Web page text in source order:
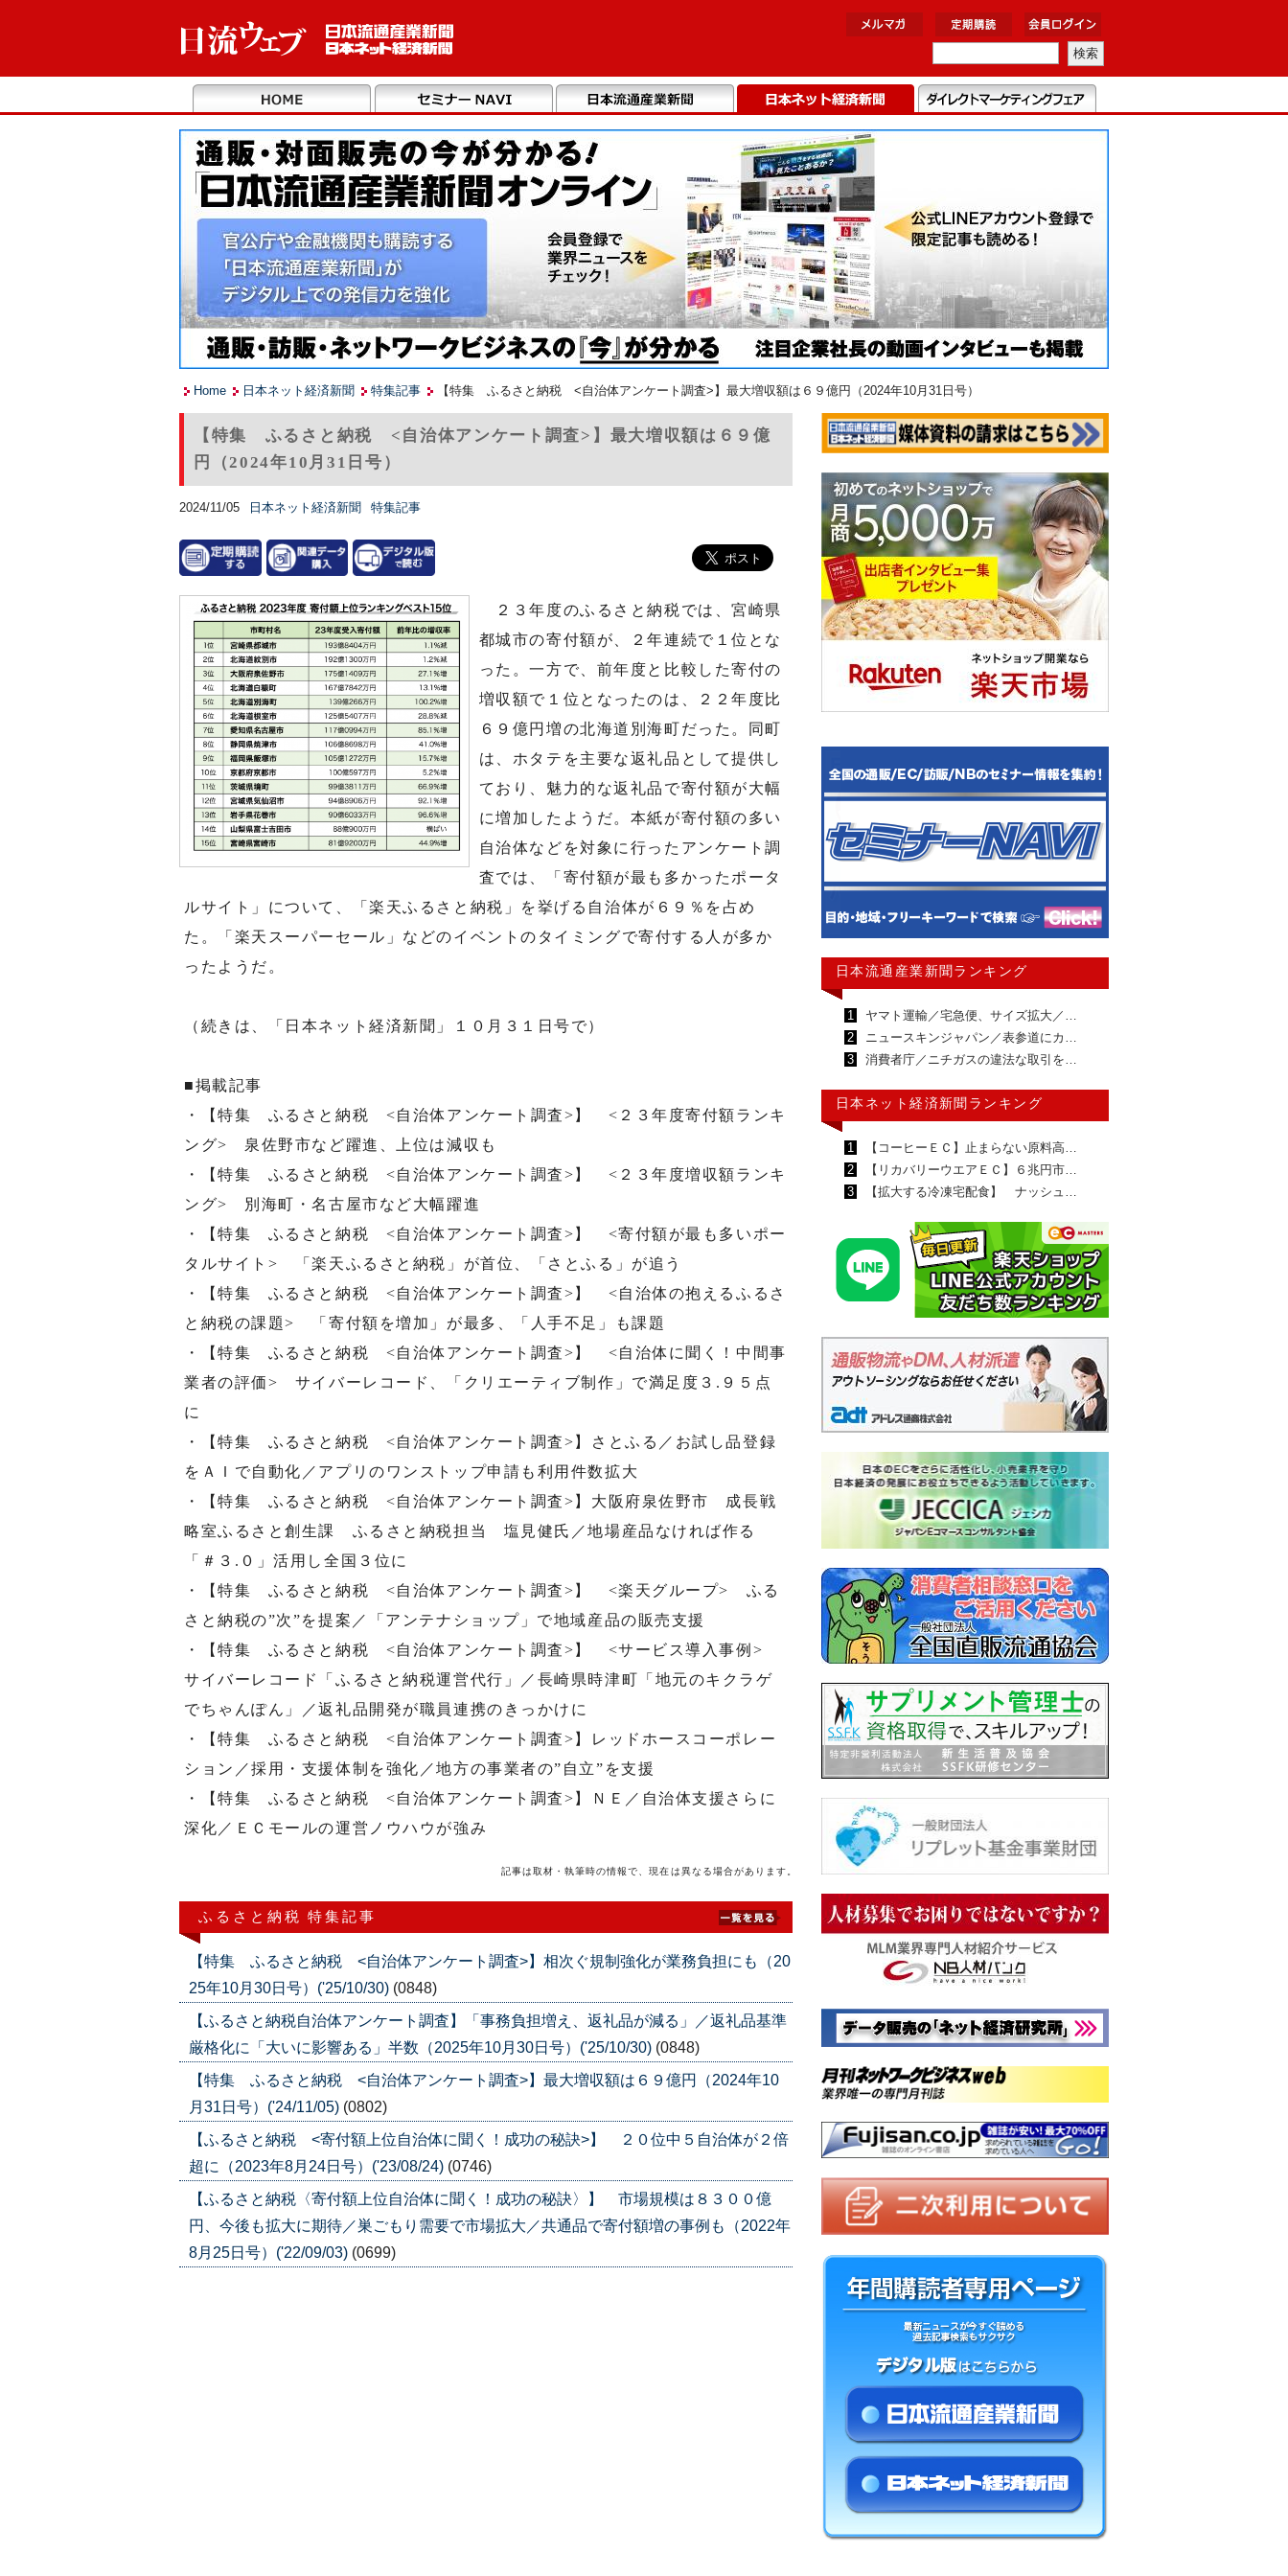
Home 日本ネット経済新聞 特集記事 【特集 ふるさと納税 <自治体アンケート調査>】最大増収額は６９億円（2024年10月31日号）
【特集 ふるさと納税 <自治体アンケート調査>】最大増収額は６９億
円（2024年10月31日号）
2024/11/05 日本ネット経済新聞 特集記事
２３年度のふるさと納税では、宮崎県
都城市の寄付額が、２年連続で１位とな
った。一方で、前年度と比較した寄付の
増収額で１位となったのは、２２年度比
６９億円増の北海道別海町だった。同町
は、ホタテを主要な返礼品として提供し
ており、魅力的な返礼品で寄付額が大幅
に増加したようだ。本紙が寄付額の多い
自治体などを対象に行ったアンケート調
査では、「寄付額が最も多かったポータ
ルサイト」について、「楽天ふるさと納税」を挙げる自治体が６９％を占め
た。「楽天スーパーセール」などのイベントのタイミングで寄付する人が多か
ったようだ。
（続きは、「日本ネット経済新聞」１０月３１日号で）
■掲載記事
・【特集 ふるさと納税 <自治体アンケート調査>】 <２３年度寄付額ランキ
ング> 泉佐野市など躍進、上位は減収も
・【特集 ふるさと納税 <自治体アンケート調査>】 <２３年度増収額ランキ
ング> 別海町・名古屋市など大幅躍進
・【特集 ふるさと納税 <自治体アンケート調査>】 <寄付額が最も多いポー
タルサイト> 「楽天ふるさと納税」が首位、「さとふる」が追う
・【特集 ふるさと納税 <自治体アンケート調査>】 <自治体の抱えるふるさ
と納税の課題> 「寄付額を増加」が最多、「人手不足」も課題
・【特集 ふるさと納税 <自治体アンケート調査>】 <自治体に聞く！中間事
業者の評価> サイバーレコード、「クリエーティブ制作」で満足度３.９５点
に
・【特集 ふるさと納税 <自治体アンケート調査>】さとふる／お試し品登録
をＡＩで自動化／アプリのワンストップ申請も利用件数拡大
・【特集 ふるさと納税 <自治体アンケート調査>】大阪府泉佐野市 成長戦
略室ふるさと創生課 ふるさと納税担当 塩見健氏／地場産品なければ作る
「＃３.０」活用し全国３位に
・【特集 ふるさと納税 <自治体アンケート調査>】 <楽天グループ> ふる
さと納税の”次”を提案／「アンテナショップ」で地域産品の販売支援
・【特集 ふるさと納税 <自治体アンケート調査>】 <サービス導入事例>
サイバーレコード「ふるさと納税運営代行」／長崎県時津町「地元のキクラゲ
でちゃんぽん」／返礼品開発が職員連携のきっかけに
・【特集 ふるさと納税 <自治体アンケート調査>】レッドホースコーポレー
ション／採用・支援体制を強化／地方の事業者の”自立”を支援
・【特集 ふるさと納税 <自治体アンケート調査>】ＮＥ／自治体支援さらに
深化／ＥＣモールの運営ノウハウが強み
記事は取材・執筆時の情報で、現在は異なる場合があります。
ふるさと納税 特集記事
【特集 ふるさと納税 <自治体アンケート調査>】相次ぐ規制強化が業務負担にも（20
25年10月30日号）('25/10/30) (0848)
【ふるさと納税自治体アンケート調査】「事務負担増え、返礼品が減る」／返礼品基準
厳格化に「大いに影響ある」半数（2025年10月30日号）('25/10/30) (0848)
【特集 ふるさと納税 <自治体アンケート調査>】最大増収額は６９億円（2024年10
月31日号）('24/11/05) (0802)
【ふるさと納税 <寄付額上位自治体に聞く！成功の秘訣>】 ２０位中５自治体が２倍
超に（2023年8月24日号）('23/08/24) (0746)
【ふるさと納税〈寄付額上位自治体に聞く！成功の秘訣〉】 市場規模は８３００億
円、今後も拡大に期待／巣ごもり需要で市場拡大／共通品で寄付額増の事例も（2022年
8月25日号）('22/09/03) (0699)
日本流通産業新聞ランキング
1
ヤマト運輸／宅急便、サイズ拡大／…
2
ニュースキンジャパン／表参道にカ…
3
消費者庁／ニチガスの違法な取引を…
日本ネット経済新聞ランキング
1
【コーヒーＥＣ】止まらない原料高…
2
【リカバリーウエアＥＣ】６兆円市…
3
【拡大する冷凍宅配食】 ナッシュ…